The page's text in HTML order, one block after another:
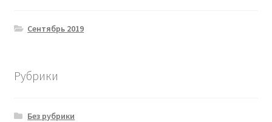
Сентябрь 2019
Рубрики
Без рубрики